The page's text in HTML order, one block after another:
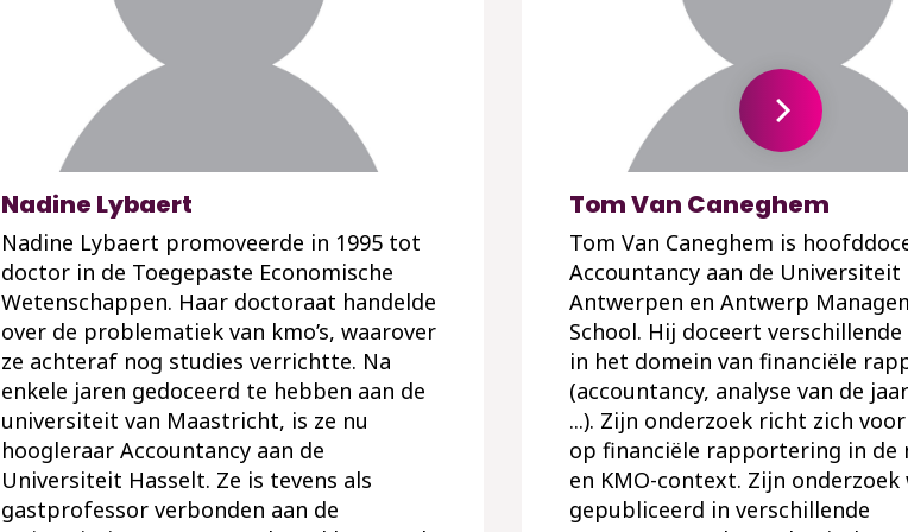
Nadine Lybaert
Nadine Lybaert promoveerde in 1995 tot
doctor in de Toegepaste Economische
Wetenschappen. Haar doctoraat handelde
over de problematiek van kmo’s, waarover
ze achteraf nog studies verrichtte. Na
enkele jaren gedoceerd te hebben aan de
universiteit van Maastricht, is ze nu
hoogleraar Accountancy aan de
Universiteit Hasselt. Ze is tevens als
gastprofessor verbonden aan de
Tom Van Caneghem
Tom Van Caneghem is
Accountancy aan de Universiteit
Antwerpen en Antwerp
School. Hij doceert
in het domein van financiële
(accountancy, analyse van de
...). Zijn onderzoek richt zich
op financiële rapportering in
en KMO-context. Zijn onderzoek
gepubliceerd in verschillende